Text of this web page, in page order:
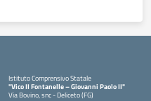
Istituto Comprensivo Statale
"Vico II Fontanelle – Giovanni Paolo II"
Via Bovino, snc - Deliceto (FG)